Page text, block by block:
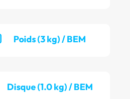
Poids (3 kg) / BEM
Disque (1.0 kg) / BEM